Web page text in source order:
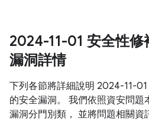
2024-11-01 安全性修
漏洞詳情
下列各節將詳細說明 2024-11-
的安全漏洞。 我們依照資安問
漏洞分門別類， 並將問題相關資